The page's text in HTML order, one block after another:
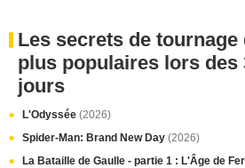
Les secrets de
plus populaires lors des
jours
L'Odyssée (2026)
Spider-Man: Brand New Day (2026)
La Bataille de Gaulle - partie 1 : L'Âge de Fer